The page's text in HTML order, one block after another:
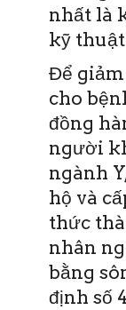
nhất là
kỹ thuật
Để
cho
đồng
người
ngành
hộ và
thức
nhân
bằng
định số